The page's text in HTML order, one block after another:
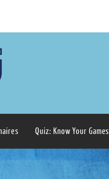
Quiz: Know Your Games